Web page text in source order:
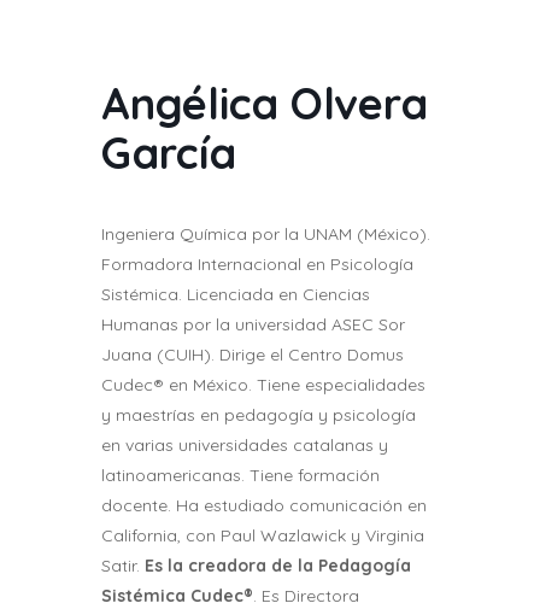
Angélica Olvera
García
Ingeniera Química por la UNAM (México).
Formadora Internacional en Psicología
Sistémica. Licenciada en Ciencias
Humanas por la universidad ASEC Sor
Juana (CUIH). Dirige el Centro Domus
Cudec® en México. Tiene especialidades
y maestrías en pedagogía y psicología
en varias universidades catalanas y
latinoamericanas. Tiene formación
docente. Ha estudiado comunicación en
California, con Paul Wazlawick y Virginia
Satir. Es la creadora de la Pedagogía
Sistémica Cudec®. Es Directora